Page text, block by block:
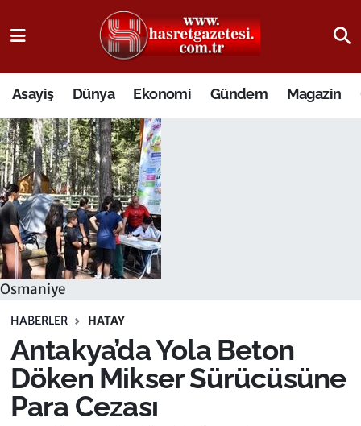
Asayiş Dünya Ekonomi Gündem Magazin
Osmaniye
HABERLER HATAY
Antakya’da Yola Beton
Döken Mikser Sürücüsüne
Para Cezası
Osmaniye Nöbetçi Eczaneler
Osmaniye Hava Durumu
Osmaniye Trafik Yoğunluk Haritası
Süper Lig Puan Durumu ve Fikstür
Tüm Manşetler
Son Dakika Haberleri